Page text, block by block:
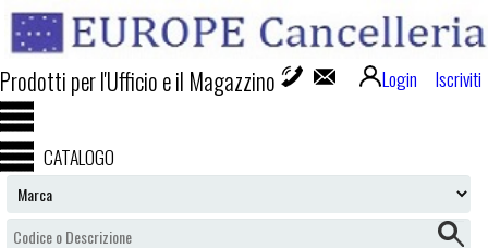
Prodotti per l'Ufficio e il Magazzino Login Iscriviti
CATALOGO